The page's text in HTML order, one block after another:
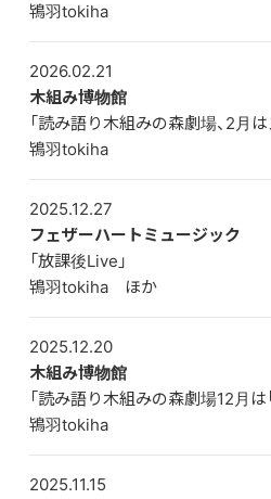
鴇羽tokiha
2026.02.21
木組み博物館
「読み語り木組みの森劇場、2月
鴇羽tokiha
2025.12.27
フェザーハートミュージック
「放課後Live」
鴇羽tokiha ほか
2025.12.20
木組み博物館
「読み語り木組みの森劇場12月は
鴇羽tokiha
2025.11.15